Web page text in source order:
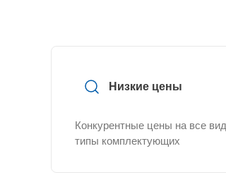
Низкие цены
Конкурентные цены на все
типы комплектующих